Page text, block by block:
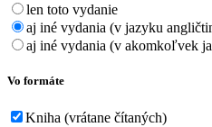
len toto vydanie
aj iné vydania (v jazyku
aj iné vydania (v akomkoľvek
Vo formáte
Kniha (vrátane čítaných)